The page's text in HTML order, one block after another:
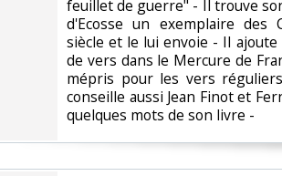
feuillet de guerre" - Il trouve
d'Ecosse un exemplaire des
siècle et le lui envoie - Il
de vers dans le Mercure de
mépris pour les vers
conseille aussi Jean Finot et
quelques mots de son livre - ‎